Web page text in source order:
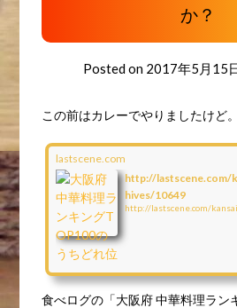
か？
Posted on 2017年5月15
この前はカレーでやりましたけど。
lastscene.com
http://lastscene.com/
hives/10649
食べログの「大阪府 中華料理ラン